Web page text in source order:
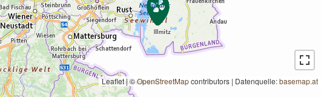
Leaflet | ©OpenStreetMapcontributors | Datenquelle:basemap.at